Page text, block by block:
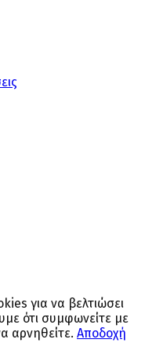
για να βελτιώσει
ότι συμφωνείτε με
αρνηθείτε. Αποδοχή